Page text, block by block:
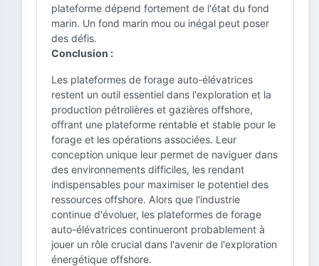
plateforme dépend fortement de l'état du fond
marin. Un fond marin mou ou inégal peut poser
des défis.
Conclusion :
Les plateformes de forage auto-élévatrices
restent un outil essentiel dans l'exploration et la
production pétrolières et gazières offshore,
offrant une plateforme rentable et stable pour le
forage et les opérations associées. Leur
conception unique leur permet de naviguer dans
des environnements difficiles, les rendant
indispensables pour maximiser le potentiel des
ressources offshore. Alors que l'industrie
continue d'évoluer, les plateformes de forage
auto-élévatrices continueront probablement à
jouer un rôle crucial dans l'avenir de l'exploration
énergétique offshore.